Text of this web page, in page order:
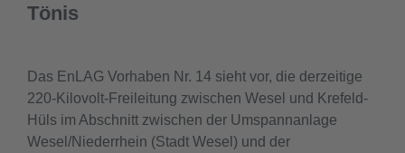
Tönis
Das EnLAG Vorhaben Nr. 14 sieht vor, die derzeitige
220-Kilovolt-Freileitung zwischen Wesel und Krefeld-
Hüls im Abschnitt zwischen der Umspannanlage
Wesel/Niederrhein (Stadt Wesel) und der